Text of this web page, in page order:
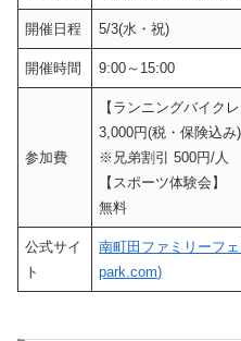
開催日程 5/3(水・祝)
開催時間 9:00～15:00
参加費
【ランニングバイクレ
3,000円(税・保険込み)
※兄弟割引 500円/人
【スポーツ体験会】
無料
公式サイ
ト
南町田ファミリーフ
park.com)